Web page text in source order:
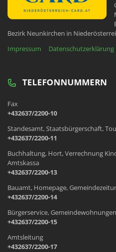
Bezirk Neunkirchen in
Impressum
Datenschutzerklärung
TELEFONNUMMERN
Fax
+432637/2200-10
Standesamt, Staatsbürgerschaft,
+432637/2200-11
Buchhaltung, Hort, Verrechnung
Amtskassa
+432637/2200-13
Bauamt, Homepage,
+432637/2200-14
Bürgerservice,
+432637/2200-15
Amtsleitung
+432637/2200-17